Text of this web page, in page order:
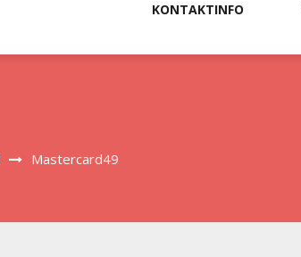
KONTAKTINFO
Mastercard49